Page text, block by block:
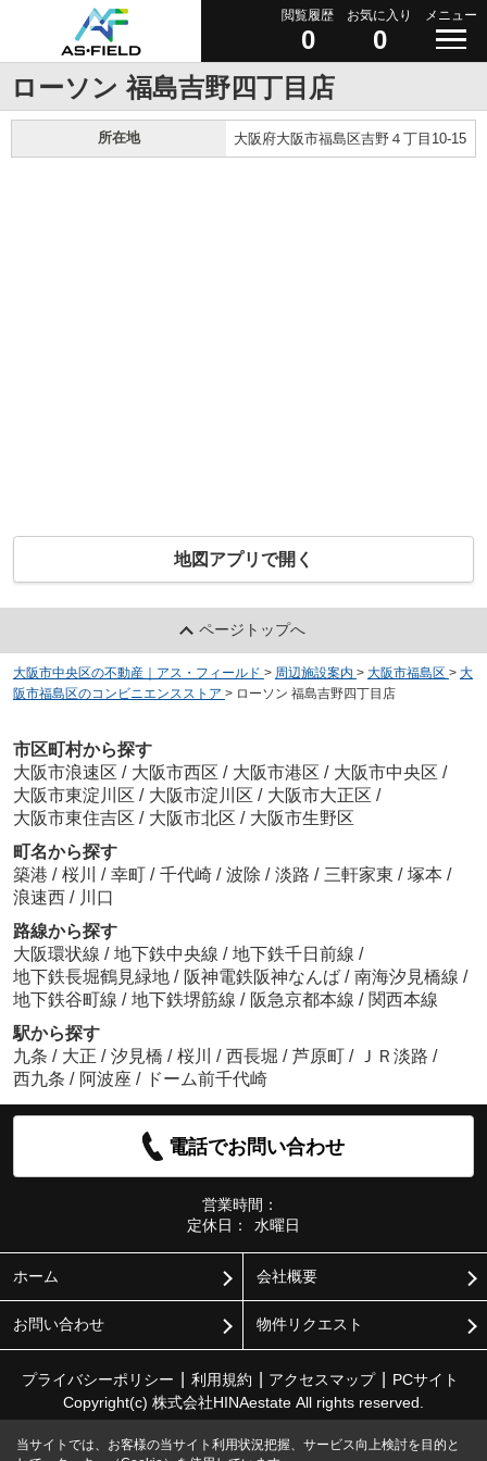
閲覧履歴
0
お気に入り
0
メニュー
ローソン 福島吉野四丁目店
所在地 大阪府大阪市福島区吉野４丁目10-15
地図アプリで開く
ページトップへ
大阪市中央区の不動産｜アス・フィールド > 周辺施設案内 > 大阪市福島区 > 大
阪市福島区のコンビニエンスストア > ローソン 福島吉野四丁目店
市区町村から探す
大阪市浪速区 / 大阪市西区 / 大阪市港区 / 大阪市中央区 /
大阪市東淀川区 / 大阪市淀川区 / 大阪市大正区 /
大阪市東住吉区 / 大阪市北区 / 大阪市生野区
町名から探す
築港 / 桜川 / 幸町 / 千代崎 / 波除 / 淡路 / 三軒家東 / 塚本 /
浪速西 / 川口
路線から探す
大阪環状線 / 地下鉄中央線 / 地下鉄千日前線 /
地下鉄長堀鶴見緑地 / 阪神電鉄阪神なんば / 南海汐見橋線 /
地下鉄谷町線 / 地下鉄堺筋線 / 阪急京都本線 / 関西本線
駅から探す
九条 / 大正 / 汐見橋 / 桜川 / 西長堀 / 芦原町 / ＪＲ淡路 /
西九条 / 阿波座 / ドーム前千代崎
電話でお問い合わせ
営業時間：
定休日：
水曜日
ホーム 会社概要
お問い合わせ 物件リクエスト
プライバシーポリシー 利用規約 アクセスマップ
PCサイト
Copyright(c) 株式会社HINAestate All rights reserved.
当サイトでは、お客様の当サイト利用状況把握、サービス向上検討を目的と